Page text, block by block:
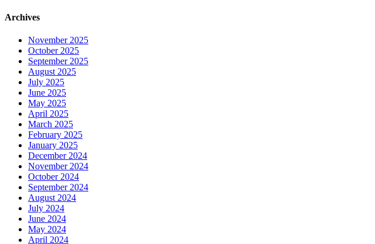
Archives
November 2025
October 2025
September 2025
August 2025
July 2025
June 2025
May 2025
April 2025
March 2025
February 2025
January 2025
December 2024
November 2024
October 2024
September 2024
August 2024
July 2024
June 2024
May 2024
April 2024